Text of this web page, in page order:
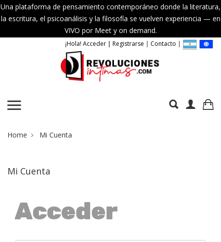
Una plataforma de pensamiento contemporáneo donde la literatura,
la escritura, el psicoanálisis y la filosofía se vuelven experiencia — en
VIVO por Meet y on demand.
¡Hola! Acceder | Registrarse | Contacto |
Home Mi Cuenta
Mi Cuenta
Acceder